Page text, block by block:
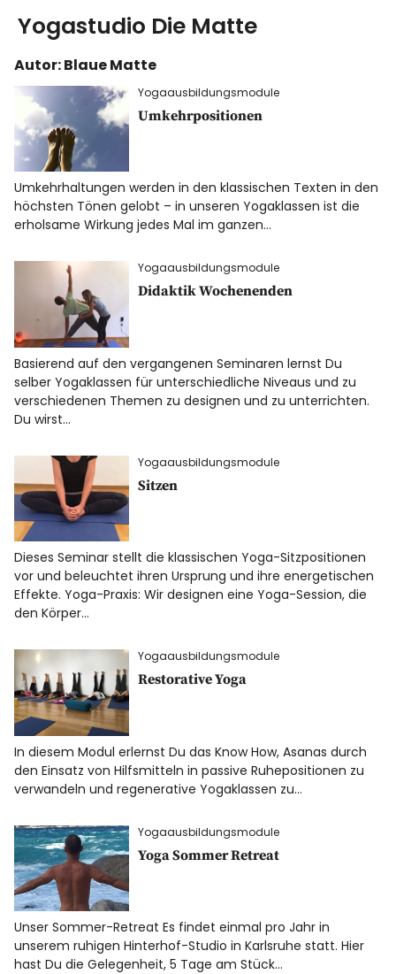
Yogastudio Die Matte
Yoga
Ausbildung
Kurse & Workshops
über uns
Energiearbeit
AGB
Blog
Rezensionen
InstagramFacebook
YouTube
Autor:Blaue Matte
Yogaausbildungsmodule
Umkehrpositionen
Umkehrhaltungen werden in den klassischen Texten in den
höchsten Tönen gelobt – in unseren Yogaklassen ist die
erholsame Wirkung jedes Mal im ganzen…
Yogaausbildungsmodule
Didaktik Wochenenden
Basierend auf den vergangenen Seminaren lernst Du
selber Yogaklassen für unterschiedliche Niveaus und zu
verschiedenen Themen zu designen und zu unterrichten.
Du wirst…
Yogaausbildungsmodule
Sitzen
Dieses Seminar stellt die klassischen Yoga-Sitzpositionen
vor und beleuchtet ihren Ursprung und ihre energetischen
Effekte. Yoga-Praxis: Wir designen eine Yoga-Session, die
den Körper…
Yogaausbildungsmodule
Restorative Yoga
In diesem Modul erlernst Du das Know How, Asanas durch
den Einsatz von Hilfsmitteln in passive Ruhepositionen zu
verwandeln und regenerative Yogaklassen zu…
Yogaausbildungsmodule
Yoga Sommer Retreat
Unser Sommer-Retreat Es findet einmal pro Jahr in
unserem ruhigen Hinterhof-Studio in Karlsruhe statt. Hier
hast Du die Gelegenheit, 5 Tage am Stück…